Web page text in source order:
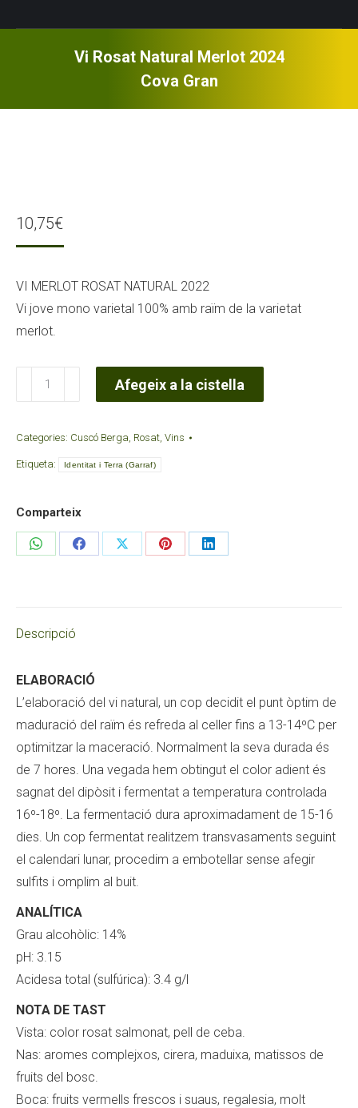
Vi Rosat Natural Merlot 2024
Cova Gran
10,75€
VI MERLOT ROSAT NATURAL 2022
Vi jove mono varietal 100% amb raïm de la varietat
merlot.
quantitat
de
Rosat
Natural
2024Cova
Gran
Afegeix a la cistella
Categories: Cuscó Berga, Rosat, Vins
Etiqueta: Identitat i Terra (Garraf)
Comparteix
Share
Share
Share
Share
Share
Descripció
ELABORACIÓ
L’elaboració del vi natural, un cop decidit el punt òptim de
maduració del raïm és refreda al celler fins a 13-14ºC per
optimitzar la maceració. Normalment la seva durada és
de 7 hores. Una vegada hem obtingut el color adient és
sagnat del dipòsit i fermentat a temperatura controlada
16º-18º. La fermentació dura aproximadament de 15-16
dies. Un cop fermentat realitzem transvasaments seguint
el calendari lunar, procedim a embotellar sense afegir
sulfits i omplim al buit.
ANALÍTICA
Grau alcohòlic: 14%
pH: 3.15
Acidesa total (sulfúrica): 3.4 g/l
NOTA DE TAST
Vista: color rosat salmonat, pell de ceba.
Nas: aromes complejxos, cirera, maduixa, matissos de
fruits del bosc.
Boca: fruits vermells frescos i suaus, regalesia, molt